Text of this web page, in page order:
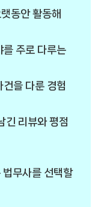
동안 활동해
를 주로 다루는
을 다룬 경험
긴 리뷰와 평점
법무사를 선택할